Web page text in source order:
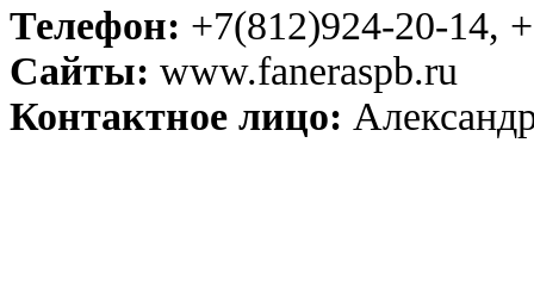
Телефон: +7(812)924-20-14,
Сайты: www.faneraspb.ru
Контактное лицо: